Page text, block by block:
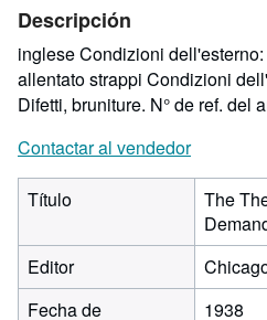
Descripción
inglese Condizioni
allentato strappi Condizioni
Difetti, bruniture. N° de ref. del
Contactar al vendedor
Título
The
Editor
Fecha de
1938